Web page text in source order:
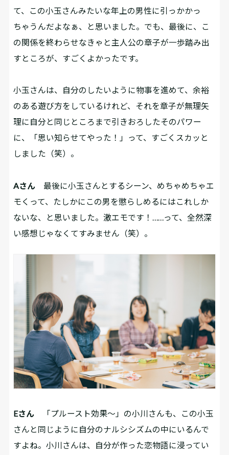
て、この小玉さんみたいな年上の男性に引っかかっ
ちゃうんだよなぁ、と思いました。でも、最後に、こ
の関係を終わらせなきゃと主人公の章子が一歩踏み出
すところが、すごくよかったです。
小玉さんは、自分のしたいように物事を進めて、余裕
のある遊び方をしているけれど、それを章子が無理矢
理に自分と同じところまで引きおろしたそのパワー
に、「思い知らせてやった！」って、すごくスカッと
しました（笑）。
Aさん 最後に小玉さんとするシーン、めちゃめちゃエ
モくって、たしかにこの男を懲らしめるにはこれしか
ないな、と思いました。激エモです！……って、全然深
い感想じゃなくてすみません（笑）。
Eさん 「プルースト効果～」の小川さんも、この小玉
さんと同じように自分のナルシシズムの中にいるんで
すよね。小川さんは、自分が作った恋物語に浸ってい